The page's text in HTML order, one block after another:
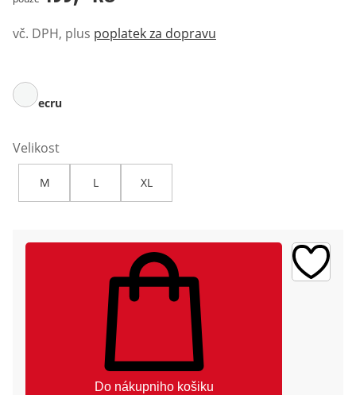
vč. DPH, plus poplatek za dopravu
ecru
Velikost
M L XL
Do nákupniho košiku